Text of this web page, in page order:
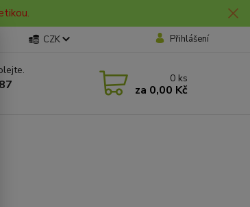
CZK Přihlášení
0 ks
za 0,00 Kč